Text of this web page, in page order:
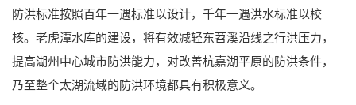
防洪标准按照百年一遇标准以设计，千年一遇洪水标准以校
核。老虎潭水库的建设，将有效减轻东苕溪沿线之行洪压力，
提高湖州中心城市防洪能力，对改善杭嘉湖平原的防洪条件，
乃至整个太湖流域的防洪环境都具有积极意义。